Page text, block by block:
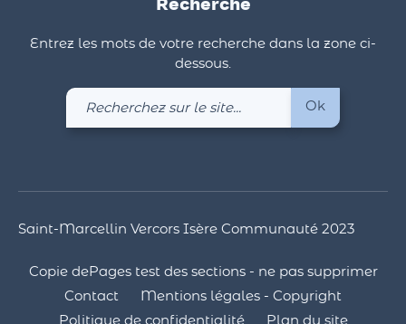
Entrez les mots de votre recherche dans la zone ci-
dessous.
Copie dePages test des sections - ne pas supprimer